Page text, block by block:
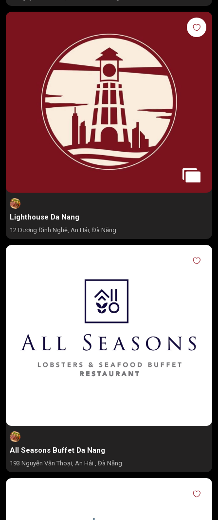
Lighthouse Da Nang
12 Dương Đình Nghệ, An Hải, Đà Nẵng
All Seasons Buffet Da Nang
193 Nguyễn Văn Thoại, An Hải , Đà Nẵng